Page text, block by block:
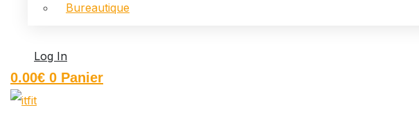
Bureautique
Log In
0.00€ 0 Panier